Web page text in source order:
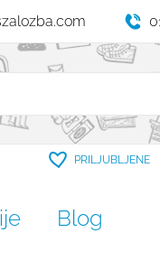
PRILJUBLJENE
Blog